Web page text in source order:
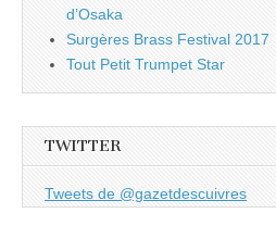
d’Osaka
Surgères Brass Festival 2017
Tout Petit Trumpet Star
TWITTER
Tweets de @gazetdescuivres